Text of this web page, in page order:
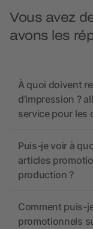
Vous avez
avons les
À quoi doivent
d’impression ?
service pour les
Puis-je voir à
articles
production ?
Comment puis-
promotionnels